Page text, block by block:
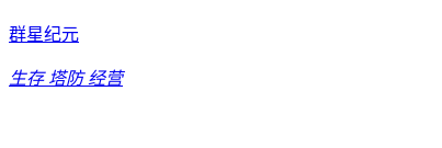
群星纪元
生存 塔防 经营